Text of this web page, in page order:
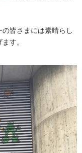
皆さまには素晴らし
す。